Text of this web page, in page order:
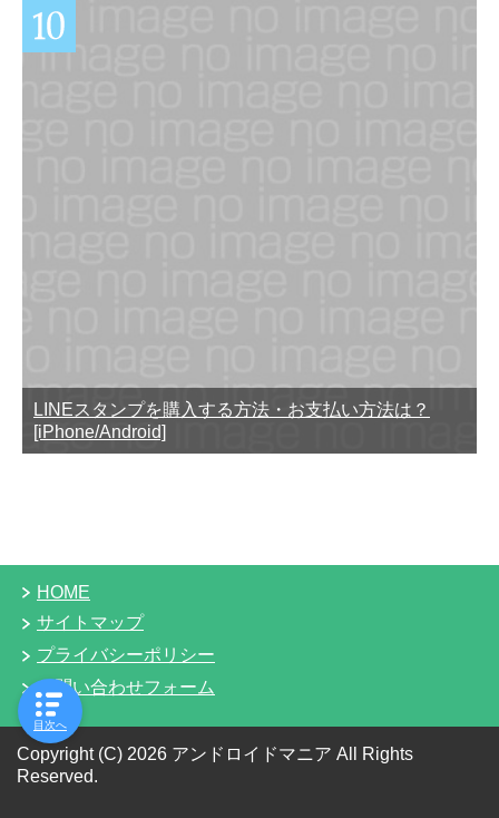
LINEスタンプを購入する方法・お支払い方法は？
[iPhone/Android]
HOME
サイトマップ
プライバシーポリシー
お問い合わせフォーム
Copyright (C) 2026 アンドロイドマニア All Rights
Reserved.
目次へ